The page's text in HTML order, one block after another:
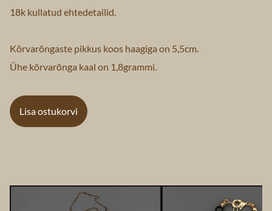
18k kullatud ehtedetailid.
Kõrvarõngaste pikkus koos haagiga on 5,5cm.
Ühe kõrvarõnga kaal on 1,8grammi.
Lisa ostukorvi